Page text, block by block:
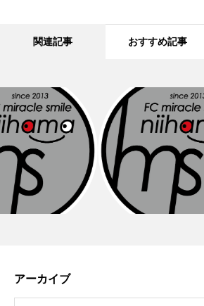
関連記事 おすすめ記事
アーカイブ